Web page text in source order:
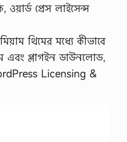
প্রেস লাইসেন্স
থিমের মধ্যে কীভাবে
এবং প্লাগইন ডাউনলোড,
Licensing &